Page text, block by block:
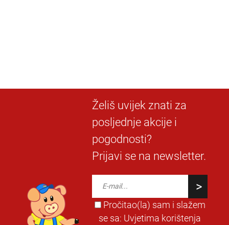
Želiš uvijek znati za
posljednje akcije i
pogodnosti?
Prijavi se na newsletter.
Pročitao(la) sam i slažem
se sa: Uvjetima korištenja